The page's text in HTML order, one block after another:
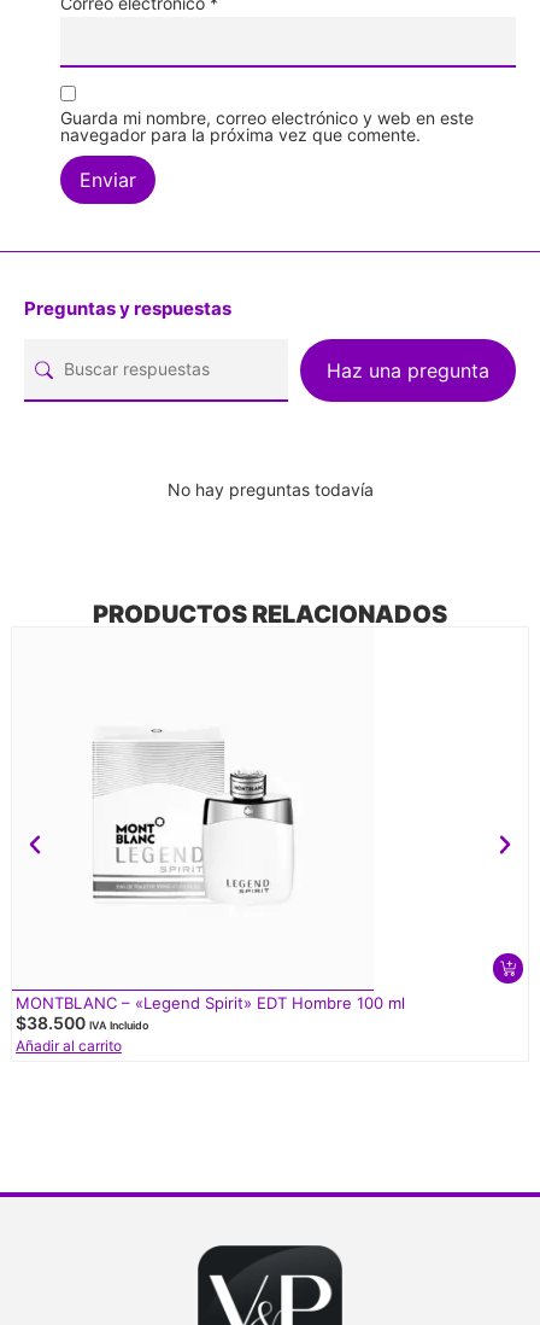
Guarda mi nombre, correo electrónico y web en este
navegador para la próxima vez que comente.
Preguntas y respuestas
Haz una pregunta
No hay preguntas todavía
PRODUCTOS RELACIONADOS
MONTBLANC – «Legend Spirit» EDT Hombre 100 ml
$38.500 IVA Incluido
Añadir al carrito